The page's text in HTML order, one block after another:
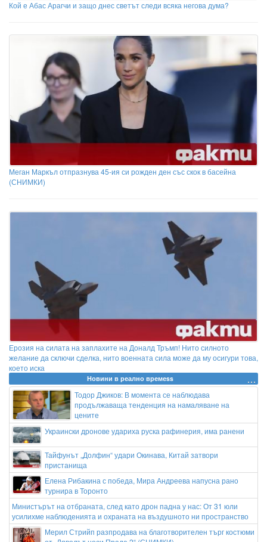
Кой е Абас Арагчи и защо днес светът следи всяка негова дума?
Меган Маркъл отпразнува 45-ия си рожден ден със скок в басейна
(СНИМКИ)
Ерозия на силата на заплахите на Доналд Тръмп! Нито силното
желание да сключи сделка, нито военната сила може да му осигури това,
което иска
Новини в реално времеss
Тодор Джиков: В момента се наблюдава
продължаваща тенденция на намаляване на
цените
Украински дронове удариха руска рафинерия, има ранени
Тайфунът „Долфин“ удари Окинава, Китай затвори
пристанища
Елена Рибакина с победа, Мира Андреева напусна рано
турнира в Торонто
Министърът на отбраната, след като дрон падна у нас: От 31 юли
усилихме наблюденията и охраната на въздушното ни пространство
Мерил Стрийп разпродава на благотворителен търг костюми